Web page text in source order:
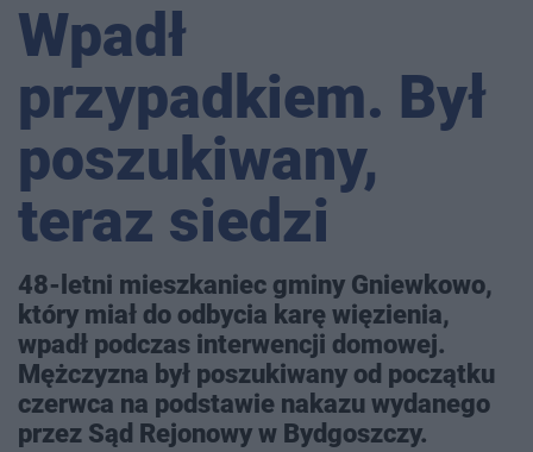
Wpadł
przypadkiem. Był
poszukiwany,
teraz siedzi
48-letni mieszkaniec gminy Gniewkowo,
który miał do odbycia karę więzienia,
wpadł podczas interwencji domowej.
Mężczyzna był poszukiwany od początku
czerwca na podstawie nakazu wydanego
przez Sąd Rejonowy w Bydgoszczy.